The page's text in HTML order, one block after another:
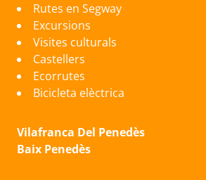
Rutes en Segway
Excursions
Visites culturals
Castellers
Ecorrutes
Bicicleta elèctrica
Vilafranca Del Penedès
Baix Penedès